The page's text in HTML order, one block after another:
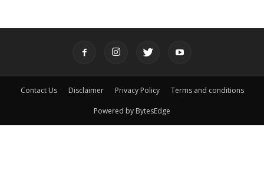
Contact Us Disclaimer Privacy Policy Terms and conditions
Powered by BytesEdge